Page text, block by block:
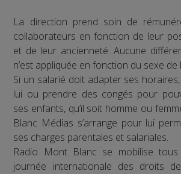
La direction prend soin de
collaborateurs en fonction de leur
et de leur ancienneté. Aucune
n’est appliquée en fonction du sexe de
Si un salarié doit adapter ses
lui ou prendre des congés pour
ses enfants, qu’il soit homme ou
Blanc Médias s’arrange pour lui
ses charges parentales et salariales.
Radio Mont Blanc se mobilise
journée internationale des droits